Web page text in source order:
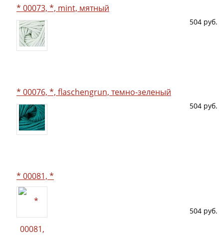
* 00073, *, mint, мятный
504 руб.
* 00076, *, flaschengrun, темно-зеленый
504 руб.
* 00081, *
504 руб.